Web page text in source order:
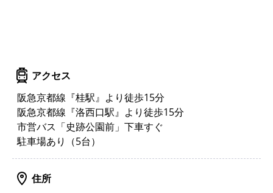
アクセス
阪急京都線『桂駅』より徒歩15分
阪急京都線『洛西口駅』より徒歩15分
市営バス「史跡公園前」下車すぐ
駐車場あり（5台）
住所